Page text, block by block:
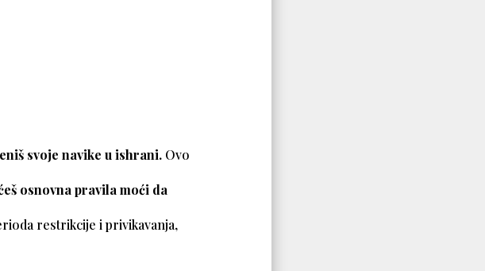
svoje navike u ishrani. Ovo
osnovna pravila moći da
restrikcije i privikavanja,